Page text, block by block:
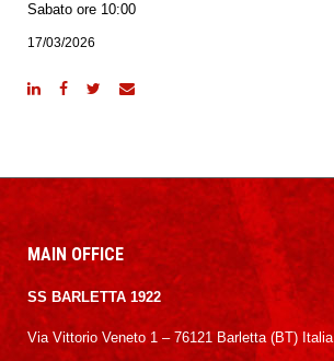
Sabato ore 10:00
17/03/2026
MAIN OFFICE
SS BARLETTA 1922
Via Vittorio Veneto 1 – 76121 Barletta (BT) Italia